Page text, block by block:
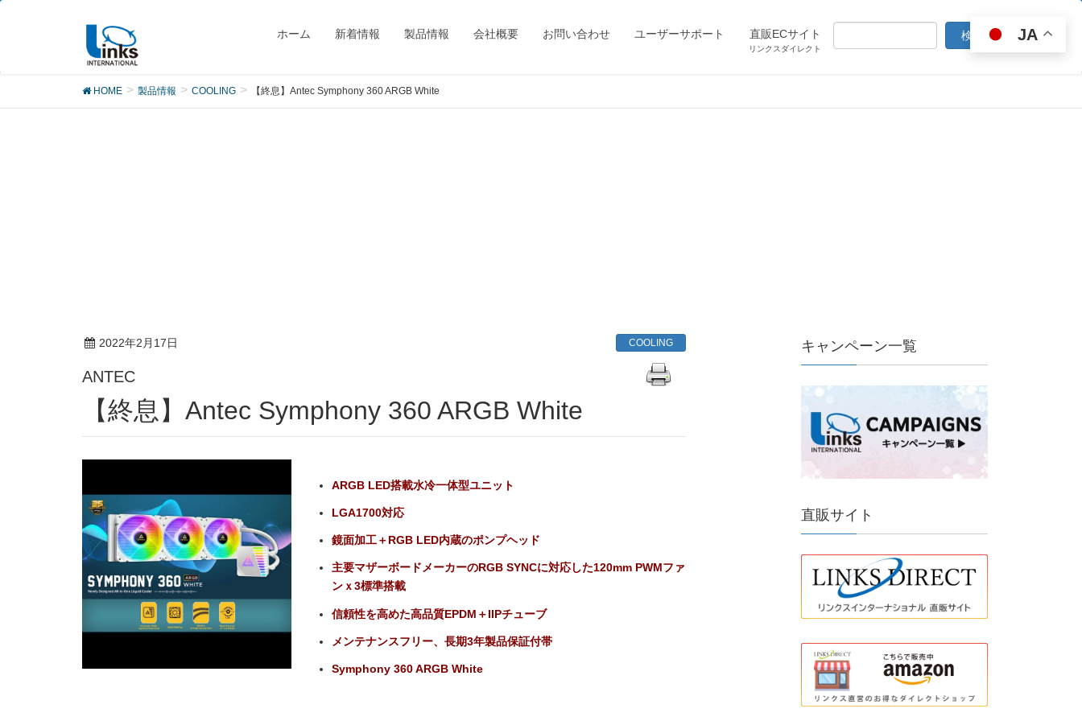
ホーム 新着情報 製品情報 会社概要 お問い合わせ ユーザーサポート 直販ECサイト
リンクスダイレクト
製品
HOME 製品情報 COOLING 【終息】Antec Symphony 360 ARGB White
2022年2月17日 COOLING
ANTEC
【終息】Antec Symphony 360 ARGB White
ARGB LED搭載水冷一体型ユニット
LGA1700対応
鏡面加工＋RGB LED内蔵のポンプヘッド
主要マザーボードメーカーのRGB SYNCに対応した120mm PWMファ
ンｘ3標準搭載
信頼性を高めた高品質EPDM＋IIPチューブ
メンテナンスフリー、長期3年製品保証付帯
Symphony 360 ARGB White
キャンペーン一覧
直販サイト
JA